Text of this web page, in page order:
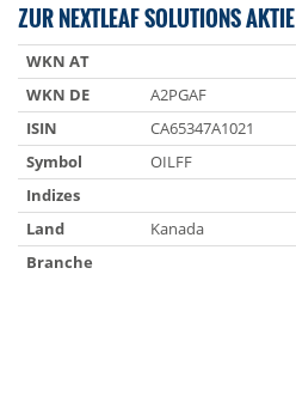
ZUR NEXTLEAF SOLUTIONS AKTIE
WKN AT
WKN DE
A2PGAF
ISIN
CA65347A1021
Symbol
OILFF
Indizes
Land
Kanada
Branche